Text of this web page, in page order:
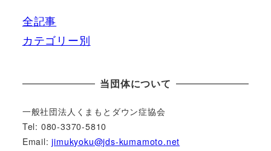
全記事
カテゴリー別
当団体について
一般社団法人くまもとダウン症協会
Tel: 080-3370-5810
Email:jimukyoku@jds-kumamoto.net